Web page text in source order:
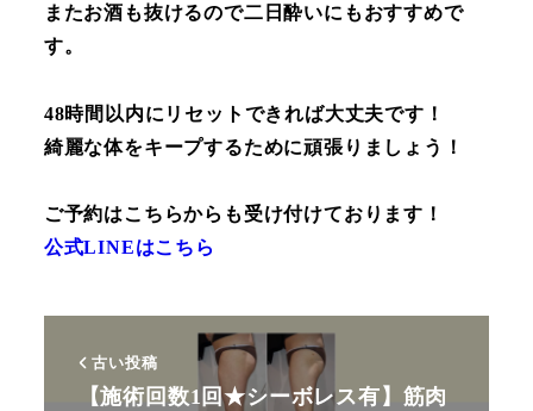
またお酒も抜けるので二日酔いにもおすすめで
す。
48時間以内にリセットできれば大丈夫です！
綺麗な体をキープするために頑張りましょう！
ご予約はこちらからも受け付けております！
公式LINEはこちら
古い投稿
【施術回数1回★シーボレス有】筋肉